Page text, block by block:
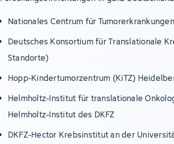
Nationales Centrum für
Deutsches Konsortium für Translationale
Standorte)
Hopp-Kindertumorzentrum (KiTZ)
Helmholtz-Institut für translationale
Helmholtz-Institut des DKFZ
DKFZ-Hector Krebsinstitut an der